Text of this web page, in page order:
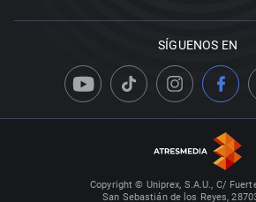
SÍGUENOS EN
Copyright © Uniprex, S.A.U., C/
San Sebastián de los Reyes,